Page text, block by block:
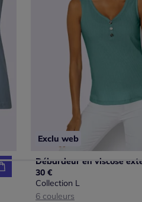
Exclu web
30 €
Collection L
6 couleurs